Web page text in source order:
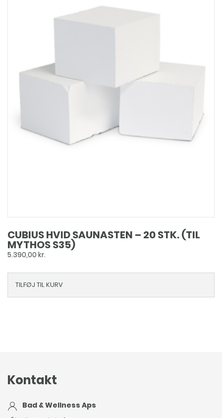
CUBIUS HVID SAUNASTEN – 20 STK. (TIL
MYTHOS S35)
5.390,00 kr.
TILFØJ TIL KURV
Kontakt
Bad & Wellness Aps